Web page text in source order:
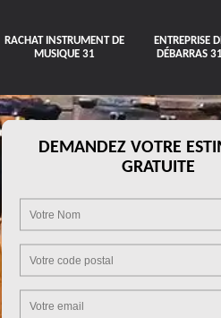
RACHAT INSTRUMENT DE
MUSIQUE 31
ENTREPRISE
DÉBARRAS 31
DEMANDEZ VOTRE
GRATUITE